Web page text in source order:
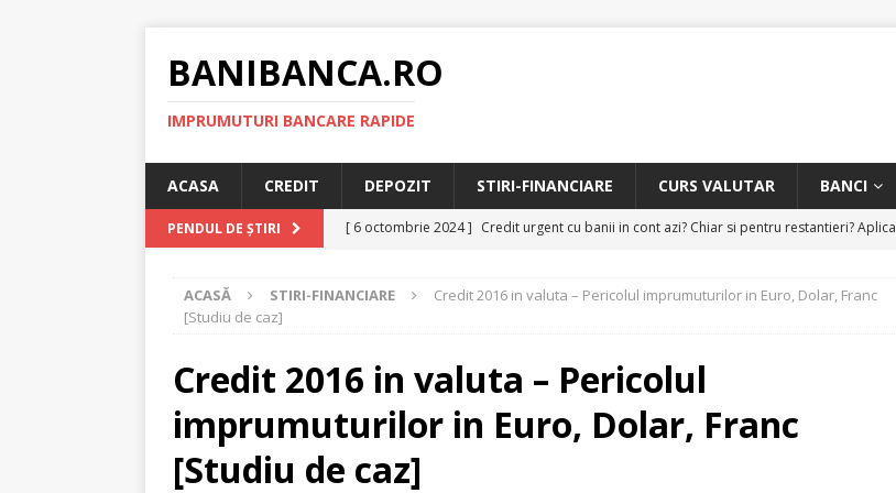
BANIBANCA.RO
IMPRUMUTURI BANCARE RAPIDE
ACASA CREDIT DEPOZIT STIRI-FINANCIARE CURS VALUTAR BANCI
PENDUL DE ȘTIRI [ 6 octombrie 2024 ] Credit urgent cu banii in cont azi? Chiar si pentru restantieri? Aplica
[ 8 septembrie 2024 ] Facem rata creditului mai mica sau iti dam bani in plus? Profita de
[ 11 august 2024 ]
Creditarea restantierilor si imbunatatirea scorului financiar
RAPID
RAPID
ACASĂ STIRI-FINANCIARE
Credit 2016 in valuta – Pericolul imprumuturilor in Euro, Dolar, Franc
[Studiu de caz]
Credit 2016 in valuta – Pericolul
imprumuturilor in Euro, Dolar, Franc
[Studiu de caz]